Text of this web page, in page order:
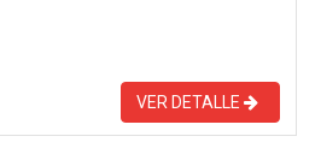
VER DETALLE